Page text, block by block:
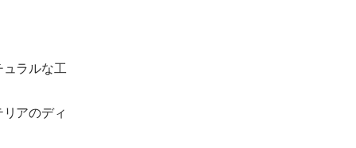
ラルな工
アのディ